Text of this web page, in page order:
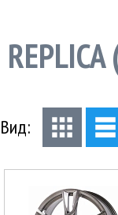
REPLICA
Вид: